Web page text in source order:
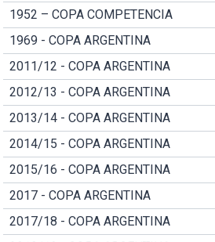
1952 – COPA COMPETENCIA
1969 - COPA ARGENTINA
2011/12 - COPA ARGENTINA
2012/13 - COPA ARGENTINA
2013/14 - COPA ARGENTINA
2014/15 - COPA ARGENTINA
2015/16 - COPA ARGENTINA
2017 - COPA ARGENTINA
2017/18 - COPA ARGENTINA